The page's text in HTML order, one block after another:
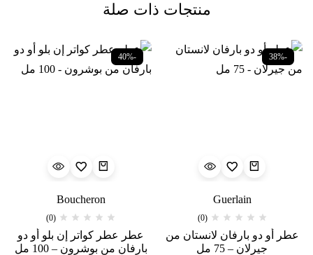
منتجات ذات صلة
-38%
Guerlain
(0)
عطر أو دو بارفان لانستان من
جيرلان – 75 مل
-40%
Boucheron
(0)
عطر عطر كواتر إن بلو أو دو
بارفان من بوشرون – 100 مل